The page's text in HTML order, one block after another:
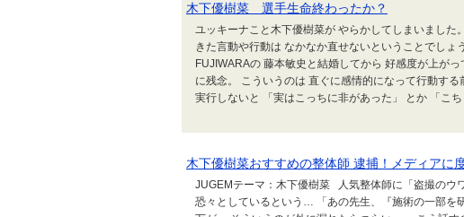
木下優樹菜 選手生命終わったか？
ユッキーナこと木下優樹菜が やらかしてしまいました
きた言動や行動は なかなか直せないということでし
FUJIWARAの 藤本敏史と結婚してから 好感度が上が
に残念。 こういうのは 直ぐに感情的になって行動す
実行しないと 「実はこっちに非があった」 とか 「こ
木下優樹菜おすすめの整体師 逮捕！メディアに
JUGEMテーマ：木下優樹菜 人気整体師に「盗撮のウ
恐々としているという… 「あの先生、『施術の一部を